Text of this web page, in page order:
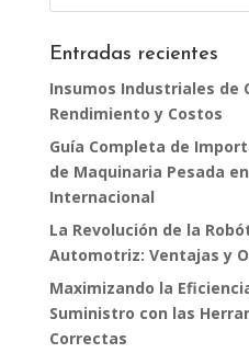
Entradas recientes
Insumos Industriales de
Rendimiento y Costos
Guía Completa de
de Maquinaria Pesada
Internacional
La Revolución de la
Automotriz: Ventajas y
Maximizando la
Suministro con las
Correctas